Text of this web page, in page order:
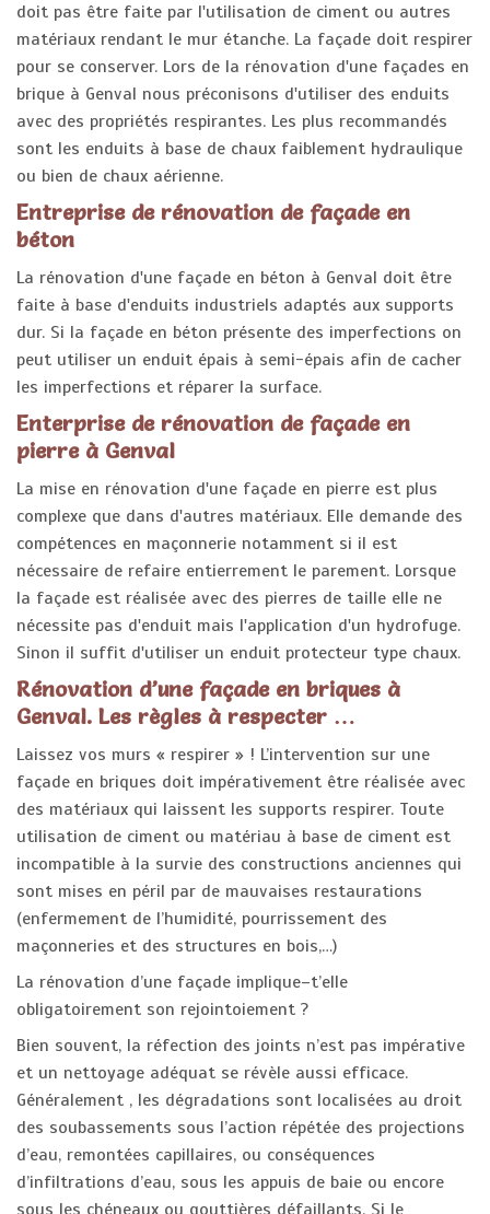
doit pas être faite par l'utilisation de ciment ou autres
matériaux rendant le mur étanche. La façade doit respirer
pour se conserver. Lors de la rénovation d'une façades en
brique à Genval nous préconisons d'utiliser des enduits
avec des propriétés respirantes. Les plus recommandés
sont les enduits à base de chaux faiblement hydraulique
ou bien de chaux aérienne.
Entreprise de rénovation de façade en
béton
La rénovation d'une façade en béton à Genval doit être
faite à base d'enduits industriels adaptés aux supports
dur. Si la façade en béton présente des imperfections on
peut utiliser un enduit épais à semi-épais afin de cacher
les imperfections et réparer la surface.
Enterprise de rénovation de façade en
pierre à Genval
La mise en rénovation d'une façade en pierre est plus
complexe que dans d'autres matériaux. Elle demande des
compétences en maçonnerie notamment si il est
nécessaire de refaire entierrement le parement. Lorsque
la façade est réalisée avec des pierres de taille elle ne
nécessite pas d'enduit mais l'application d'un hydrofuge.
Sinon il suffit d'utiliser un enduit protecteur type chaux.
Rénovation d’une façade en briques à
Genval. Les règles à respecter …
Laissez vos murs « respirer » ! L’intervention sur une
façade en briques doit impérativement être réalisée avec
des matériaux qui laissent les supports respirer. Toute
utilisation de ciment ou matériau à base de ciment est
incompatible à la survie des constructions anciennes qui
sont mises en péril par de mauvaises restaurations
(enfermement de l’humidité, pourrissement des
maçonneries et des structures en bois,…)
La rénovation d’une façade implique–t’elle
obligatoirement son rejointoiement ?
Bien souvent, la réfection des joints n’est pas impérative
et un nettoyage adéquat se révèle aussi efficace.
Généralement , les dégradations sont localisées au droit
des soubassements sous l’action répétée des projections
d’eau, remontées capillaires, ou conséquences
d’infiltrations d’eau, sous les appuis de baie ou encore
sous les chéneaux ou gouttières défaillants. Si le